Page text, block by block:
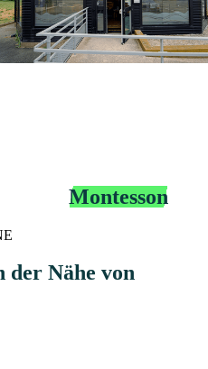
Montesson
der Nähe von